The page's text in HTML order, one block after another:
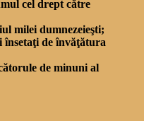
cel drept către
milei dumnezeieşti;
însetaţi de învăţătura
de minuni al